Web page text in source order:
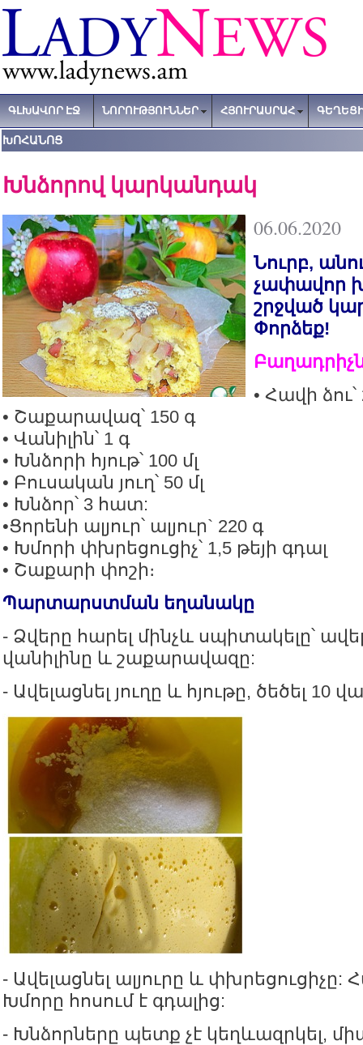
ԳԼԽԱՎՈՐ ԷՋ ՆՈՐՈՒԹՅՈՒՆՆԵՐ ՀՅՈՒՐԱՍՐԱՀ
ԽՈՀԱՆՈՑ
Խնձորով կարկանդակ
06.06.2020
Նուրբ,
չափավոր
շրջված
Փորձեք!
• Հավի
• Շաքարավազ՝ 150 գ
• Վանիլին՝ 1 գ
• Խնձորի հյութ՝ 100 մլ
• Բուսական յուղ՝ 50 մլ
• Խնձոր՝ 3 հատ:
•Ցորենի ալյուր՝ ալյուր` 220 գ
• Խմորի փխրեցուցիչ՝ 1,5 թեյի գդալ
• Շաքարի փոշի։
Պարտարստման եղանակը
- Ձվերը հարել մինչև սպիտակելը՝
վանիլինը և շաքարավազը:
- Ավելացնել յուղը և հյութը, ծեծել 10
- Ավելացնել ալյուրը և փխրեցուցիչը:
Խմորը հոսում է գդալից:
- Խնձորները պետք չէ կեղևազրկել,